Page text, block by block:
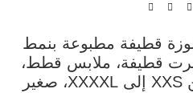
وجيري × شي إن 1 بلوزة قطيفة مطبوعة بنمط
قطيفة، ملابس قطط،
ملابس كلاب، مقاسات من XXS إلى XXXXL، صغير